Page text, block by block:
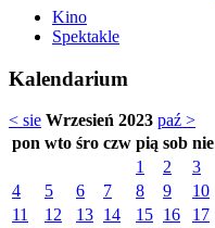
Kino
Spektakle
Kalendarium
< sie Wrzesień 2023 paź >
pon wto śro czw pią sob nie
1
2
3
4
5 6 7 8 9
10
11
12 13 14 15 16
17